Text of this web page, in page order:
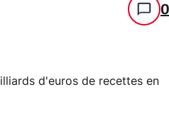
0
d'euros de recettes en